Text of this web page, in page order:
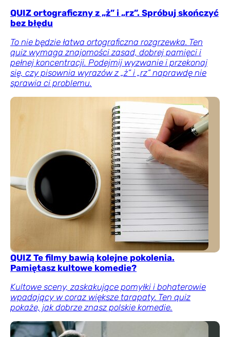
QUIZ ortograficzny z „ż” i „rz”. Spróbuj skończyć
bez błędu
To nie będzie łatwa ortograficzna rozgrzewka. Ten
quiz wymaga znajomości zasad, dobrej pamięci i
pełnej koncentracji. Podejmij wyzwanie i przekonaj
się, czy pisownia wyrazów z „ż” i „rz” naprawdę nie
sprawia ci problemu.
QUIZ Te filmy bawią kolejne pokolenia.
Pamiętasz kultowe komedie?
Kultowe sceny, zaskakujące pomyłki i bohaterowie
wpadający w coraz większe tarapaty. Ten quiz
pokaże, jak dobrze znasz polskie komedie.